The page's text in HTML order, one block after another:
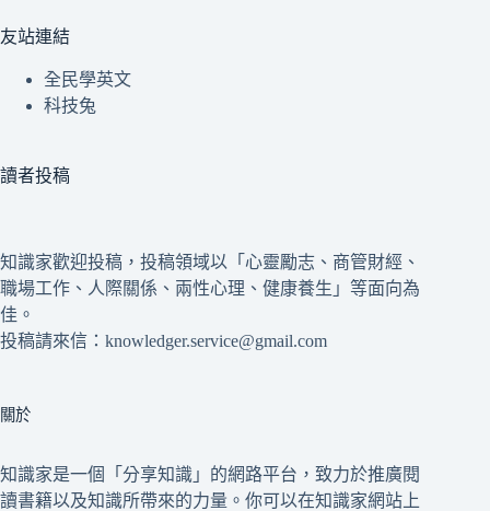
友站連結
全民學英文
科技兔
讀者投稿
知識家歡迎投稿，投稿領域以「心靈勵志、商管財經、
職場工作、人際關係、兩性心理、健康養生」等面向為
佳。
投稿請來信：knowledger.service@gmail.com
關於
知識家是一個「分享知識」的網路平台，致力於推廣閱
讀書籍以及知識所帶來的力量。你可以在知識家網站上